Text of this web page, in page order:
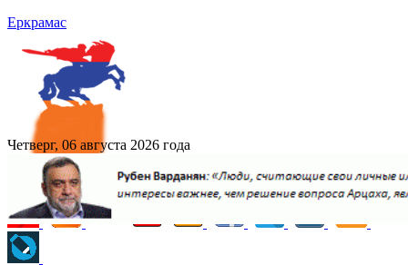
Еркрамас
Четверг, 06 августа 2026 года